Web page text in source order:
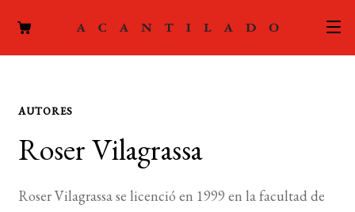
ACTUALIDAD
menú
PODCAST
AUTORES
Roser Vilagrassa
Roser Vilagrassa se licenció en 1999 en la facultad de